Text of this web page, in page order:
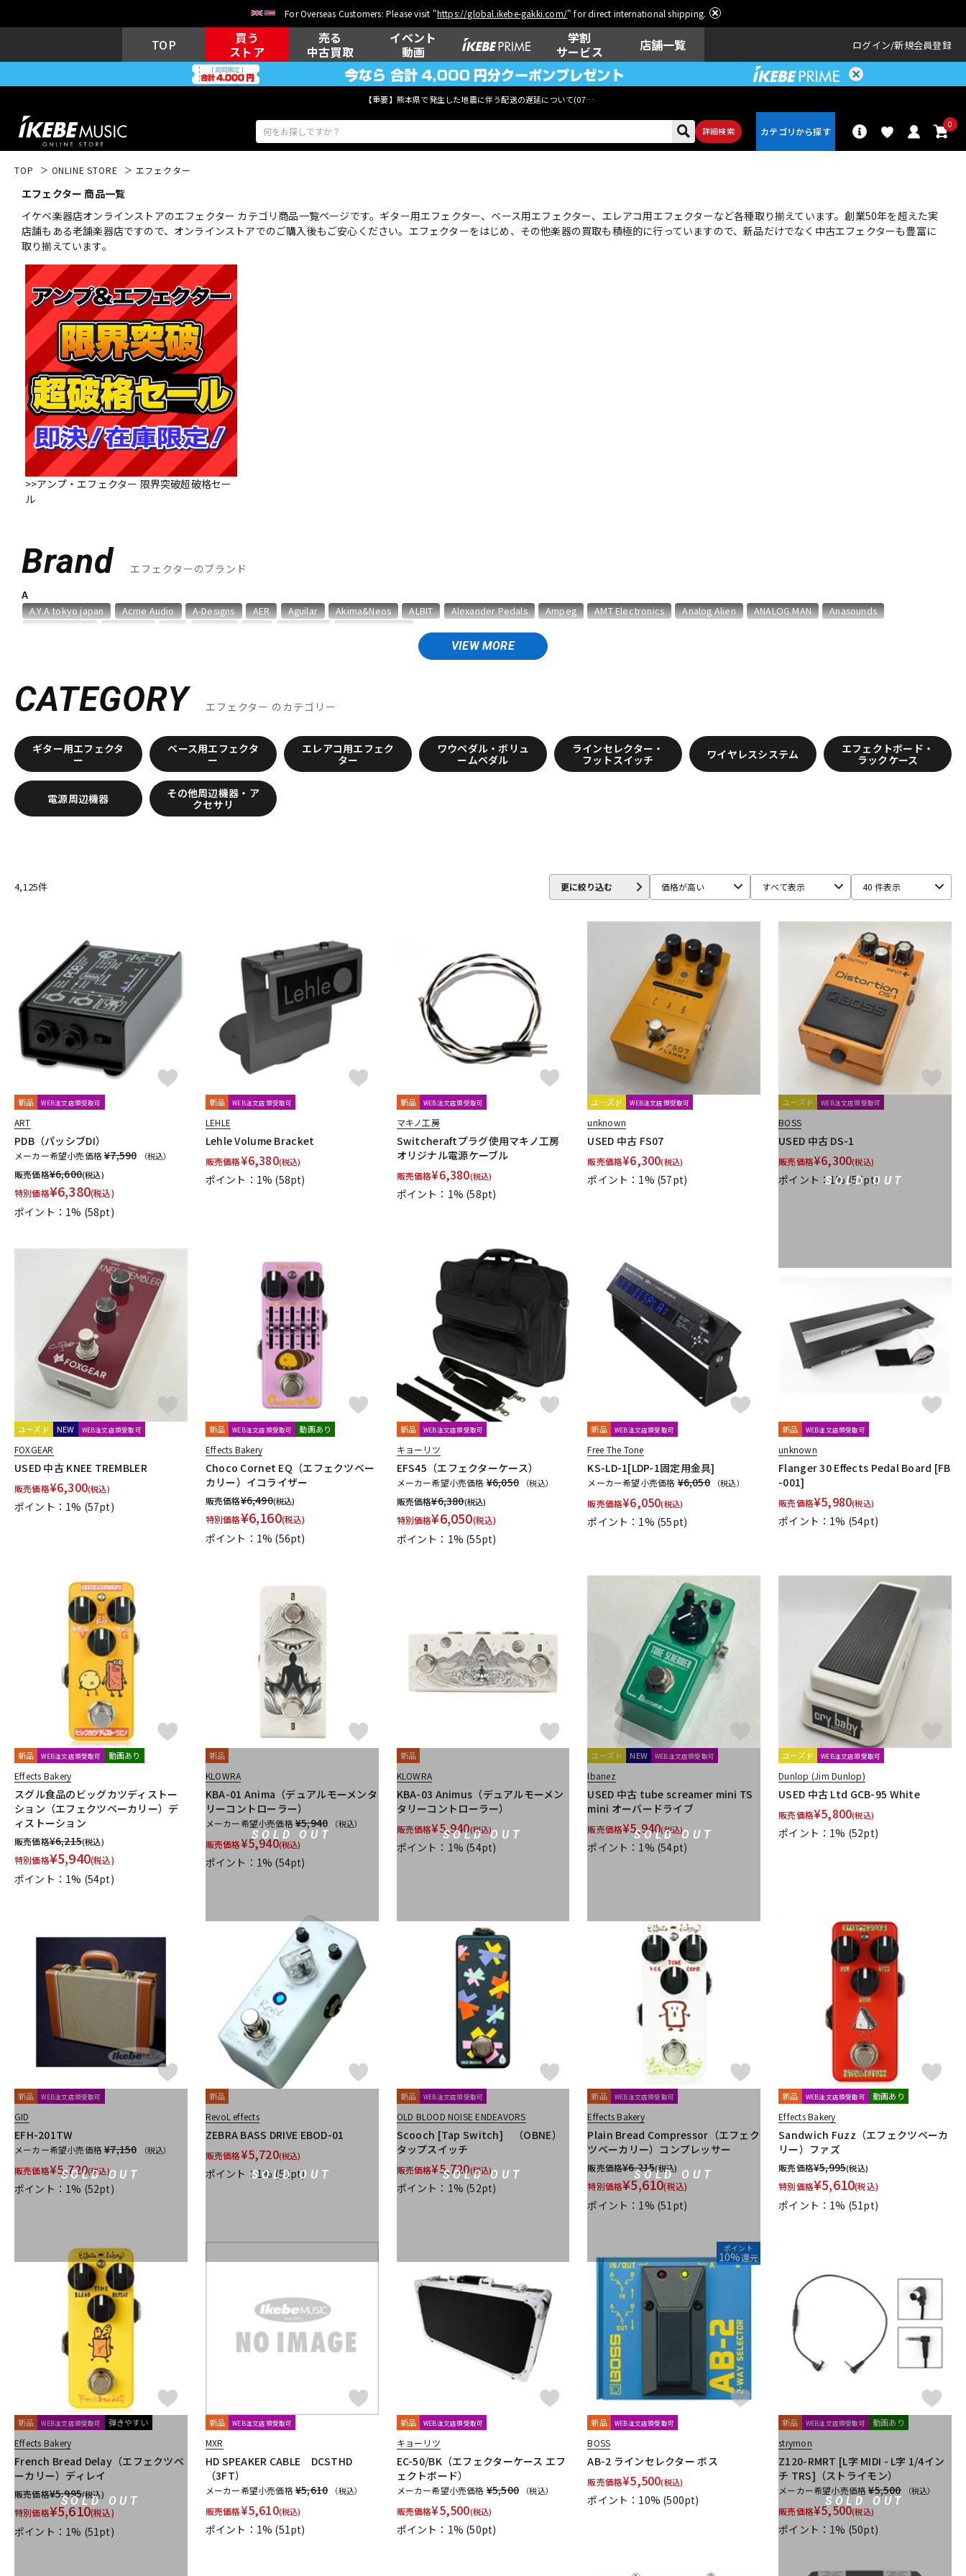
For Overseas Customers: Please visit "https://global.ikebe-gakki.com/" for direct international shipping.
TOP
買う
ストア
売る
中古買取
イベント
動画
学割
サービス
店舗一覧 ログイン 新規会員登録
【重要】熊本県で発生した地震に伴う配送の遅延について(07月29日
詳細検索
0
アコ ン
キーボード
DJ機器
中古
TOP ONLINE STORE エフェクター
エフェクター 商品一覧
イケベ楽器店オンラインストアのエフェクター カテゴリ商品一覧ページです。ギター用エフェクター、ベース用エフェクター、エレアコ用エフェクターなど各種取り揃えています。創業50年を超えた実
店舗もある老舗楽器店ですので、オンラインストアでのご購入後もご安心ください。エフェクターをはじめ、その他楽器の買取も積極的に行っていますので、新品だけでなく中古エフェクターも豊富に
取り揃えています。
>>アンプ・エフェクター 限界突破超破格セー
ル
Brand エフェクターのブランド
VIEW MORE
A
A.Y.A tokyo japan Acme Audio A-Designs AER Aguilar Akima&Neos ALBIT Alexander Pedals Ampeg AMT Electronics Analog Alien ANALOG.MAN
Anasounds
Big Joe Birdland
C
Cornerstone
Crazy Tube Circuits CULT
D’Addario DAN ARMSTRONG DanDrive Danelectro Darkglass Electronics dbx Death by Audio DEE Demeter diago DIAMOND Guitar Pedals Diezel
Digitech
DOD Dophix DryBell
FRACTAL AUDIO SYSTEMS Free The Tone Freedom Custom Guitar Research
Fret-Ware
FRIEDMAN
Guyatone
HEADRUSH Headway Music Audio Herbe＆Chick Hermida Audio Technology HORIZON DEVICES HOTONE HTJ-WORKS Hughes&Kettner HUMAN GEAR
Ibanez idea sound product IK Multimedia Ikebe Original Inner Bamboo Bass Instruments (IBBI) Interstellar Audio Machines iSP IVU Creator
J. Rockett Audio Designs
Jackson Audio
JAM Pedals JHS Pedals JOYO JPTR FX JYUGEHM STOMPS
K
KarDiaN keeley KEEP KES Khan Audio KING TONE GUITAR KitazawaEffector KMA Machines KORG Kz Guitar Works
Lauren Audio Limetone Audio LsL Instruments LUNASTONE
M
MAD PROFESSOR Manlay Sound Masatone MASTERTONE Mesa Boogie
Mission Engineering
Miura Guitars U.S.A.
MONO Montreux MOOER MORLEY Morningstar FX Mosrite MUSIC WORKS MUTEC MU-TRON
Mythos Pedals
N
Neo Instruments NORDVANG CUSTOM NUX
O
P
PAINT AUDIO Palmer pandaMidi Solutions Papa Goriot Studios Paul Cochrane Pedal diggers Pedal Train PJB（Phil Jones Bass） Poly Effects
Positive Grid
Pro-co Protection Racket Providence Pueblo Audio
Rainger FX Red House RESONANT ELECTRONIC DESIGN Retro-Sonic RevoL effects REVV RJM RMC Rocktron Roger Mayer
Roland
ROSS
RUPERT NEVE DESIGNS
Sadowsky SeamoonFX Shigemori SHINOS amplifier company Ltd. SHURE Singular Sound Skreddy Pedals
SM Pedals
Smart Belle Amplification
SND(Shun Nokina Design) * L' Soldano SolidGoldFX Soul Power Instruments SoundBrut
SUBDECAY Suhr Amps SUMO STOMP Surfy Industries SviSound SYNERGY
T
TASCAM TDC TECH21 the King of Gear TOKYO EFFECTOR T-REX TRUETONE
U-V
Umbrella Company Union Tube & Transistor Universal Audio unknown VALETON Valkyrie Spear VEMURAM Vermona VeroCity Effects Pedals
VOCU VooDoo LAB
WAYHUGE weed Whirlwind Wren and Cuff Creations
キョーリツ マキノ工房 BROWNE AMPLIFICATION Indigo Note
Science Amplification
Trondheim Audio Devices
oz design Lofi Mind Effects
HUDSON ELECTRONICS
Finding That Tone
STOMPROX
1981 Inventions
1995fx 320design 6 Degrees FX
CATEGORY エフェクター のカテゴリー
ギター用エフェクタ
ー
ベース用エフェクタ
ー
エレアコ用エフェク
ター
ワウペダル・ボリュ
ームペダル
ラインセレクター・
フットスイッチ
ワイヤレスシステム
エフェクトボード・
ラックケース
電源周辺機器
その他周辺機器・ア
クセサリ
4,125件 更に絞り込む 価格が高い すべて表示 40 件表示
新品 WEB注文店頭受取可
ART
PDB（パッシブDI）
メーカー希望小売価格¥7,590 （税込）
販売価格¥6,600(税込)
特別価格¥6,380(税込)
ポイント：1% (58pt)
新品 WEB注文店頭受取可
LEHLE
Lehle Volume Bracket
販売価格¥6,380(税込)
ポイント：1% (58pt)
新品 WEB注文店頭受取可
マキノ工房
Switcheraftプラグ使用マキノ工房
オリジナル電源ケーブル
販売価格¥6,380(税込)
ポイント：1% (58pt)
ユーズド WEB注文店頭受取可
unknown
USED 中古 FS07
販売価格¥6,300(税込)
ポイント：1% (57pt) SOLD OUT
ユーズド WEB注文店頭受取可
BOSS
USED 中古 DS-1
販売価格¥6,300(税込)
ポイント：1%(57pt)
ユーズド NEW WEB注文店頭受取可
FOXGEAR
USED 中古 KNEE TREMBLER
販売価格¥6,300(税込)
ポイント：1% (57pt)
新品 WEB注文店頭受取可 動画あり
Effects Bakery
Choco Cornet EQ（エフェクツベー
カリー）イコライザー
販売価格¥6,490(税込)
特別価格¥6,160(税込)
ポイント：1% (56pt)
新品 WEB注文店頭受取可
キョーリツ
EFS45（エフェクターケース）
メーカー希望小売価格 ¥6,050 （税込）
販売価格¥6,380(税込)
特別価格¥6,050(税込)
ポイント：1% (55pt)
新品 WEB注文店頭受取可
Free The Tone
KS-LD-1[LDP-1固定用金具]
メーカー希望小売価格 ¥6,050 （税込）
販売価格¥6,050(税込)
ポイント：1% (55pt)
新品 WEB注文店頭受取可
unknown
Flanger 30 Effects Pedal Board [FB
-001]
販売価格¥5,980(税込)
ポイント：1% (54pt)
新品 WEB注文店頭受取可 動画あり
Effects Bakery
スグル食品のビッグカツディストー
ション（エフェクツベーカリー）デ
ィストーション
販売価格¥6,215(税込)
特別価格¥5,940(税込)
ポイント：1% (54pt)
SOLD OUT
新品
KLOWRA
KBA-01 Anima（デュアルモーメンタ
リーコントローラー）
メーカー希望小売価格 ¥5,940 （税込）
販売価格¥5,940(税込)
ポイント：1% (54pt)
SOLD OUT
新品
KLOWRA
KBA-03 Animus（デュアルモーメン
タリーコントローラー）
販売価格¥5,940(税込)
ポイント：1% (54pt)
SOLD OUT
ユーズド NEW WEB注文店頭受取可
Ibanez
USED 中古 tube screamer mini TS
mini オーバードライブ
販売価格¥5,940(税込)
ポイント：1% (54pt)
ユーズド WEB注文店頭受取可
Dunlop (Jim Dunlop)
USED 中古 Ltd GCB-95 White
販売価格¥5,800(税込)
ポイント：1% (52pt)
SOLD OUT
新品 WEB注文店頭受取可
GID
EFH-201TW
メーカー希望小売価格 ¥7,150 （税込）
販売価格¥5,720(税込)
ポイント：1% (52pt)
SOLD OUT
新品
RevoL effects
ZEBRA BASS DRIVE EBOD-01
販売価格¥5,720(税込)
ポイント：1%(52pt) SOLD OUT
新品 WEB注文店頭受取可
OLD BLOOD NOISE ENDEAVORS
Scooch [Tap Switch] （OBNE）
タップスイッチ
販売価格¥5,720(税込)
ポイント：1% (52pt)
SOLD OUT
新品 WEB注文店頭受取可
Effects Bakery
Plain Bread Compressor（エフェク
ツベーカリー）コンプレッサー
販売価格¥6,215(税込)
特別価格¥5,610(税込)
ポイント：1% (51pt)
新品 WEB注文店頭受取可 動画あり
Effects Bakery
Sandwich Fuzz（エフェクツベーカ
リー）ファズ
販売価格¥5,995(税込)
特別価格¥5,610(税込)
ポイント：1% (51pt)
SOLD OUT
新品 WEB注文店頭受取可 弾きやすい
Effects Bakery
French Bread Delay（エフェクツベ
ーカリー）ディレイ
販売価格¥5,995(税込)
特別価格¥5,610(税込)
ポイント：1% (51pt)
新品 WEB注文店頭受取可
MXR
HD SPEAKER CABLE DCSTHD
（3FT）
メーカー希望小売価格¥5,610 （税込）
販売価格¥5,610(税込)
ポイント：1% (51pt)
新品 WEB注文店頭受取可
キョーリツ
EC-50/BK（エフェクターケース エフ
ェクトボード）
メーカー希望小売価格 ¥5,500 （税込）
販売価格¥5,500(税込)
ポイント：1% (50pt)
ポイント
10%還元
新品 WEB注文店頭受取可
BOSS
AB-2 ラインセレクター ボス
販売価格¥5,500(税込)
ポイント：10% (500pt) SOLD OUT
新品 WEB注文店頭受取可 動画あり
strymon
Z120-RMRT [L字 MIDI - L字 1/4イン
チ TRS]（ストライモン）
メーカー希望小売価格 ¥5,500 （税込）
販売価格¥5,500(税込)
ポイント：1% (50pt)